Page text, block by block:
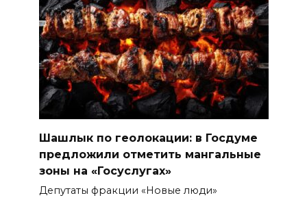
Шашлык по геолокации: в Госдуме
предложили отметить мангальные
зоны на «Госуслугах»
Депутаты фракции «Новые люди»